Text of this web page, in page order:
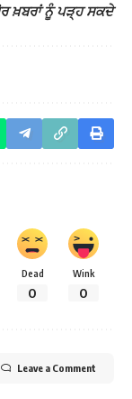
ਖ਼ਬਰਾਂ ਨੂੰ ਪੜ੍ਹ ਸਕਦੇ
Dead
0
Wink
0
Leave a Comment